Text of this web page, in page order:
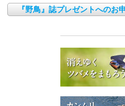
『野鳥』誌プレゼントへのお